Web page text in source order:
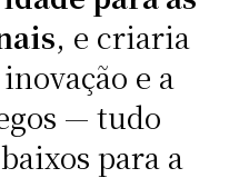
, e criaria
e a
— tudo
para a